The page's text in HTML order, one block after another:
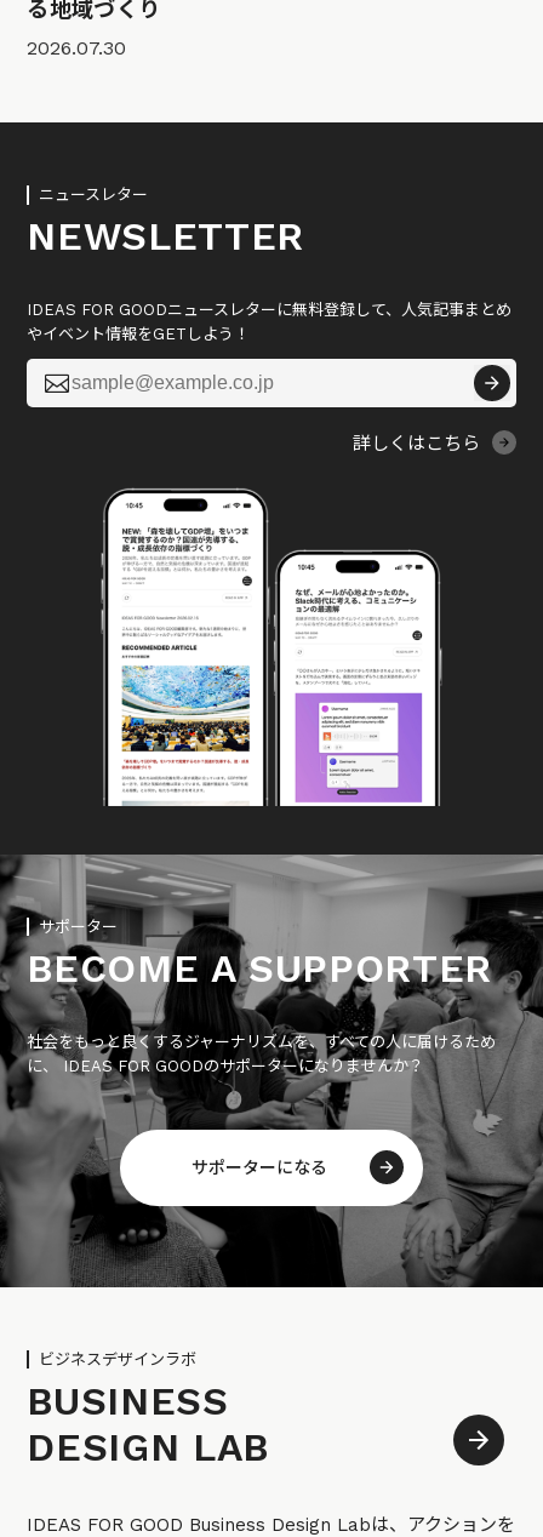
る地域づくり
2026.07.30
ニュースレター
NEWSLETTER
IDEAS FOR GOODニュースレターに無料登録して、人気記事まとめ
やイベント情報をGETしよう！

詳しくはこちら
サポーター
BECOME A SUPPORTER
社会をもっと良くするジャーナリズムを、すべての人に届けるため
に、 IDEAS FOR GOODのサポーターになりませんか？
サポーターになる
ビジネスデザインラボ
BUSINESS
DESIGN LAB
IDEAS FOR GOOD Business Design Labは、アクションを